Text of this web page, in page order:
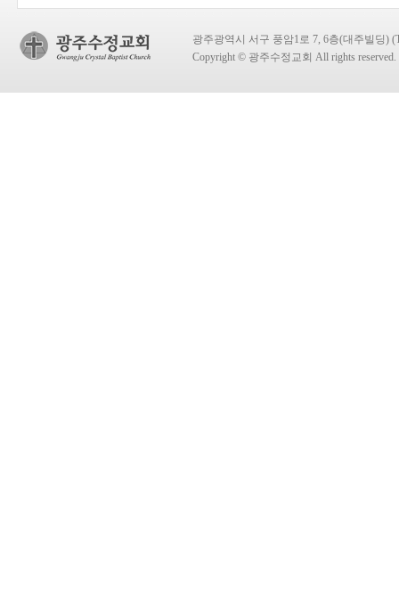
광주광역시 서구 풍암1로 7, 6층(대주빌딩)
Copyright © 광주수정교회 All rights reserved.